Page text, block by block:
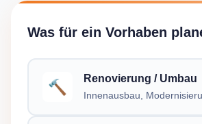
Was für ein Vorhaben
🔨 Renovierung / Umbau
Innenausbau,